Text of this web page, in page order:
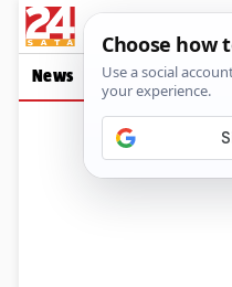
News Show Sport